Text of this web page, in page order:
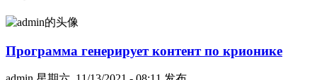
Программа генерирует контент по крионике